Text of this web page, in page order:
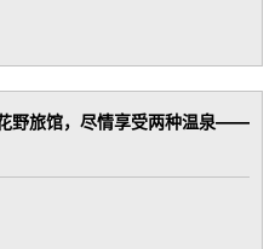
野旅馆，尽情享受两种温泉——